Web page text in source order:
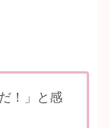
！」と感